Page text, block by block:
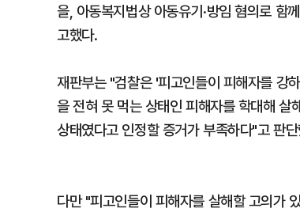
을, 아동복지법상 아동유기·방임 혐의로
고했다.
재판부는 "검찰은 '피고인들이 피해자를 강
을 전혀 못 먹는 상태인 피해자를 학대해
상태였다고 인정할 증거가 부족하다"고 판
다만 "피고인들이 피해자를 살해할 고의가